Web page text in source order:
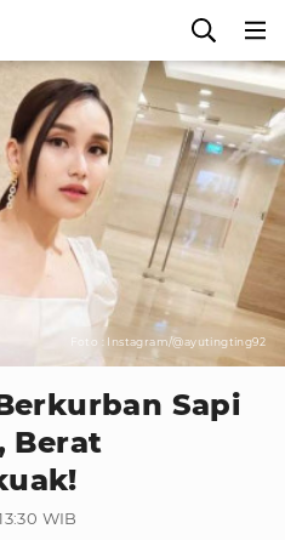
Foto : Instagram/@ayutingting92
Sapi
Berat
WIB